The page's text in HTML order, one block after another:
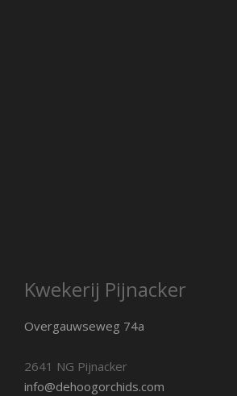
Kwekerij Pijnacker
Overgauwseweg 74a
2641 NG Pijnacker
info@dehoogorchids.com